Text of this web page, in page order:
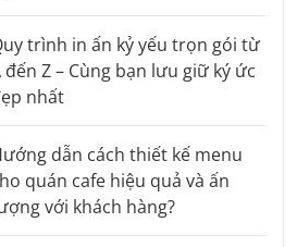
trình in ấn kỷ yếu trọn gói từ
đến Z – Cùng bạn lưu giữ ký ức
nhất
dẫn cách thiết kế menu
quán cafe hiệu quả và ấn
với khách hàng?